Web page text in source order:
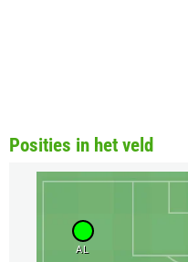
Posities in het veld
AL